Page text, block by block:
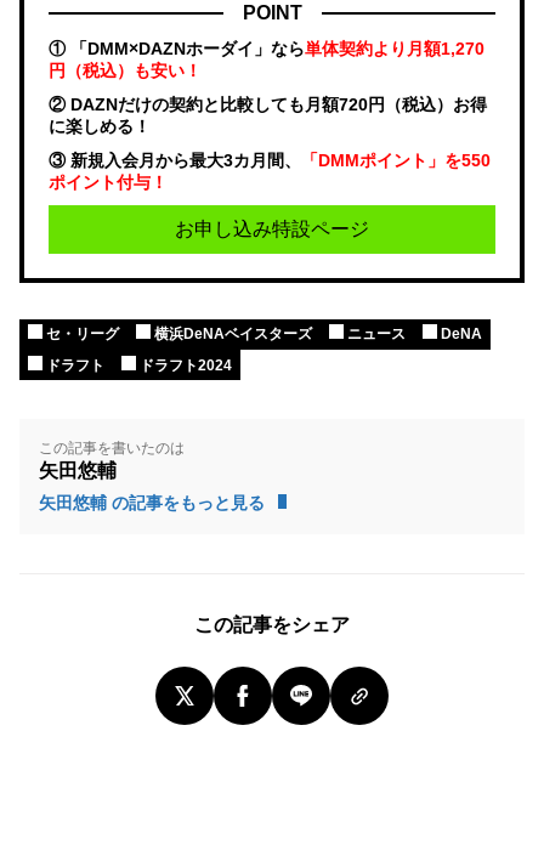
POINT
① 「DMM×DAZNホーダイ」なら単体契約より月額1,270
円（税込）も安い！
② DAZNだけの契約と比較しても月額720円（税込）お得
に楽しめる！
③ 新規入会月から最大3カ月間、
「DMMポイント」を550
ポイント付与！
お申し込み特設ページ
セ・リーグ 横浜DeNAベイスターズ ニュース
DeNA
ドラフト
ドラフト2024
この記事を書いたのは
矢田悠輔
矢田悠輔 の記事をもっと見る
この記事をシェア